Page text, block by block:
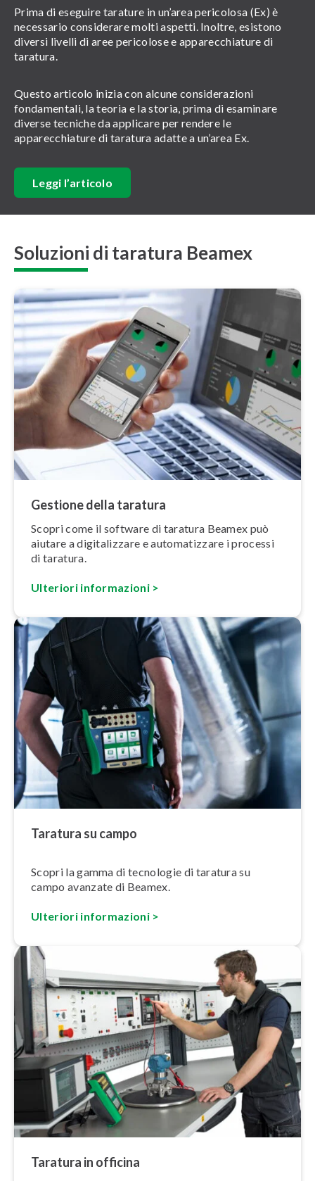
Prima di eseguire tarature in un’area pericolosa (Ex) è
necessario considerare molti aspetti. Inoltre, esistono
diversi livelli di aree pericolose e apparecchiature di
taratura.
Questo articolo inizia con alcune considerazioni
fondamentali, la teoria e la storia, prima di esaminare
diverse tecniche da applicare per rendere le
apparecchiature di taratura adatte a un’area Ex.
Leggi l’articolo
Soluzioni di taratura Beamex
Gestione della taratura
Scopri come il software di taratura Beamex può
aiutare a di­gi­ta­liz­za­re e au­to­ma­tiz­za­re i processi
di taratura.
Ulteriori in­for­ma­zio­ni >
Taratura su campo
Scopri la gamma di tecnologie di taratura su
campo avanzate di Beamex.
Ulteriori in­for­ma­zio­ni >
Taratura in officina